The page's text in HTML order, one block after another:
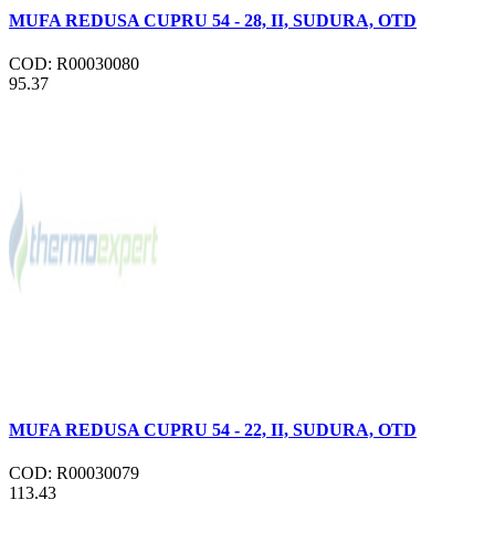
MUFA REDUSA CUPRU 54 - 28, II, SUDURA, OTD
COD: R00030080
95.37
MUFA REDUSA CUPRU 54 - 22, II, SUDURA, OTD
COD: R00030079
113.43